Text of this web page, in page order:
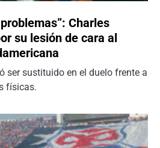
Charles
su lesión de cara al
ser sustituido en el duelo frente a
físicas.